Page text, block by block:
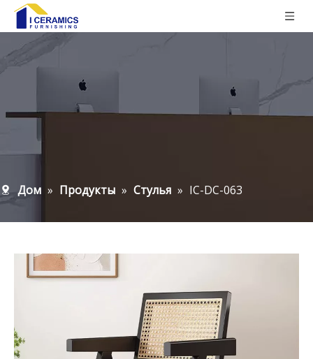
Дом » Продукты » Стулья » IC-DC-063